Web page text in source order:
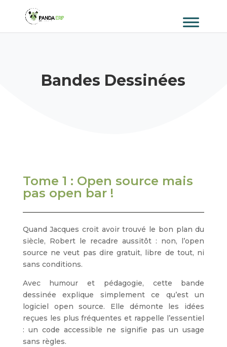
Bandes Dessinées
Tome 1 : Open source mais
pas open bar !
Quand Jacques croit avoir trouvé le bon plan du
siècle, Robert le recadre aussitôt : non, l’open
source ne veut pas dire gratuit, libre de tout, ni
sans conditions.
Avec humour et pédagogie, cette bande
dessinée explique simplement ce qu’est un
logiciel open source. Elle démonte les idées
reçues les plus fréquentes et rappelle l’essentiel
: un code accessible ne signifie pas un usage
sans règles.